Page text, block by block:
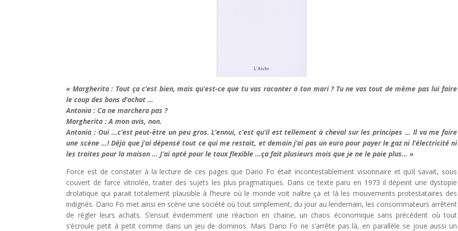
« Margherita : Tout ça c’est bien, mais qu’est-ce que tu vas raconter à ton mari ? Tu ne vas tout de même pas lui faire
le coup des bons d’achat …
Antonia : Ca ne marchera pas ?
Margherita : A mon avis, non.
Antonia : Oui …c’est peut-être un peu gros. L’ennui, c’est qu’il est tellement à cheval sur les principes … Il va me faire
une scène …! Déjà que j’ai dépensé tout ce qui me restait, et demain j’ai pas un euro pour payer le gaz ni l’électricité ni
les traites pour la maison … J’ai opté pour le taux flexible …ça fait plusieurs mois que je ne le paie plus… »
Force est de constater à la lecture de ces pages que Dario Fo était incontestablement visionnaire et qu’il savait, sous
couvert de farce vitriolée, traiter des sujets les plus pragmatiques. Dans ce texte paru en 1973 il dépeint une dystopie
drolatique qui parait totalement plausible à l’heure où le monde voit naître ça et là les mouvements protestataires des
indignés. Dario Fo met ainsi en scène une société où tout simplement, du jour au lendemain, les consommateurs arrêtent
de régler leurs achats. S’ensuit évidemment une réaction en chaine, un chaos économique sans précédent où tout
s’écroule petit à petit comme dans un jeu de dominos. Mais Dario Fo ne s’arrête pas là, en parallèle se joue aussi un